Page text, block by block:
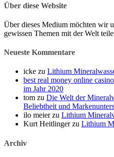
Über diese Website
Über dieses Medium möchten wir
gewissen Themen mit der Welt
Neueste Kommentare
icke zu Lithium
best real money online casino
im Jahr 2020
tom zu Die Welt der
Beliebtheit und
ilo meierzu Lithium
Kurt Heitlingerzu Lithium
Archiv